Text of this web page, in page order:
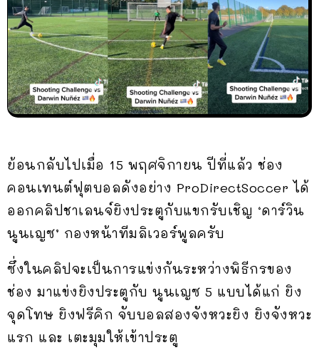
ย้อนกลับไปเมื่อ 15 พฤศจิกายน ปีที่แล้ว ช่อง
คอนเทนต์ฟุตบอลดังอย่าง ProDirectSoccer ได้
ออกคลิปชาเลนจ์ยิงประตูกับแขกรับเชิญ ‘ดาร์วิน
นูนเญซ’ กองหน้าทีมลิเวอร์พูลครับ
ซึ่งในคลิปจะเป็นการแข่งกันระหว่างพิธีกรของ
ช่อง มาแข่งยิงประตูกับ นูนเญซ 5 แบบได้แก่ ยิง
จุดโทษ ยิงฟรีคิก จับบอลสองจังหวะยิง ยิงจังหวะ
แรก และ เตะมุมให้เข้าประตู